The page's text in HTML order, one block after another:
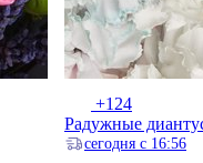
+124
Радужные
ceгодня с 16:56